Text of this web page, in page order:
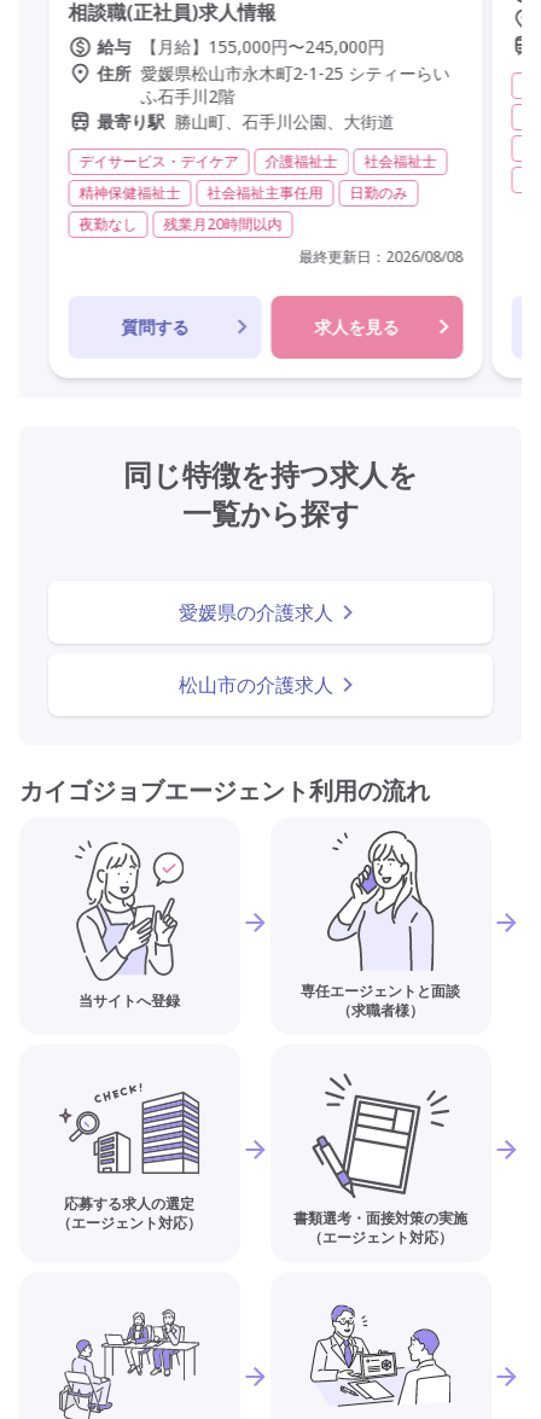
相談職(正社員)求人情報
給与
【月給】155,000円〜245,000円
住所 愛媛県松山市永木町2-1-25 シティーらい
ふ石手川2階
最寄り駅 勝山町、石手川公園、大街道
デイサービス・デイケア 介護福祉士
社会福祉士
精神保健福祉士
社会福祉主事任用
日勤のみ
夜勤なし
残業月20時間以内
最終更新日： 2026/08/08
質問する 求人を見る
同じ特徴を持つ求人を
一覧から探す
愛媛県の介護求人
松山市の介護求人
カイゴジョブエージェント利用の流れ
当サイトへ登録
専任エージェントと面談
（求職者様）
応募する求人の選定
（エージェント対応）
書類選考・面接対策の実施
（エージェント対応）